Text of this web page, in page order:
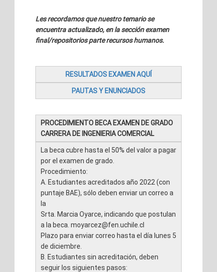
Les recordamos que nuestro temario se
encuentra actualizado, en la sección examen
final/repositorios parte recursos humanos.
RESULTADOS EXAMEN AQUÍ
PAUTAS Y ENUNCIADOS
PROCEDIMIENTO BECA EXAMEN DE GRADO
CARRERA DE INGENIERIA COMERCIAL
La beca cubre hasta el 50% del valor a pagar
por el examen de grado.
Procedimiento:
A. Estudiantes acreditados año 2022 (con
puntaje BAE), sólo deben enviar un correo a
la
Srta. Marcia Oyarce, indicando que postulan
a la beca. moyarcez@fen.uchile.cl
Plazo para enviar correo hasta el día lunes 5
de diciembre.
B. Estudiantes sin acreditación, deben
seguir los siguientes pasos: